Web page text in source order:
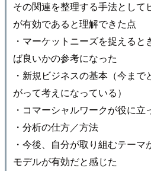
その関連を整理する手法として
が有効であると理解できた点
・マーケットニーズを捉える
ば良いかの参考になった
・新規ビジネスの基本（今ま
がって考えになっている）
・コマーシャルワークが役に立
・分析の仕方／方法
・今後、自分が取り組むテー
モデルが有効だと感じた